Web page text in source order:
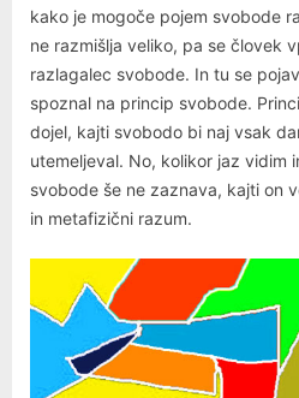
kako je mogoče pojem svobode
ne razmišlja veliko, pa se človek
razlagalec svobode. In tu se
spoznal na princip svobode.
dojel, kajti svobodo bi naj vsak
utemeljeval. No, kolikor jaz vidim
svobode še ne zaznava, kajti on
in metafizični razum.